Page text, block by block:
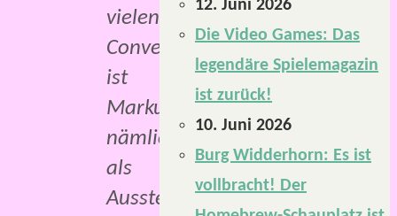
vielen
Conventions
ist
Markus
nämlich
als
Aussteller
12. Juni 2026
Die Video Games: Das
legendäre Spielemagazin
ist zurück!
10. Juni 2026
Burg Widderhorn: Es ist
vollbracht! Der